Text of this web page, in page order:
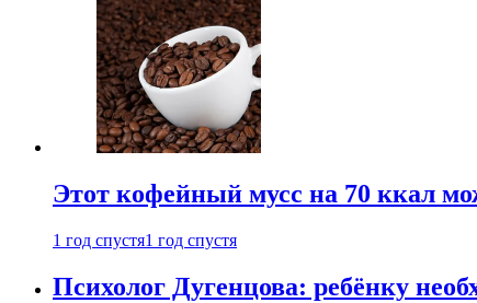
Этот кофейный мусс на 70 ккал
1 год спустя1 год спустя
Психолог Дугенцова: ребёнку